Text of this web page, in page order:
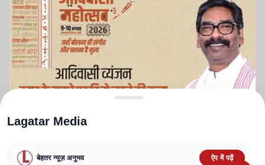
Lagatar Media
बेहतर न्यूज़ अनुभव ऐप में पढ़ें